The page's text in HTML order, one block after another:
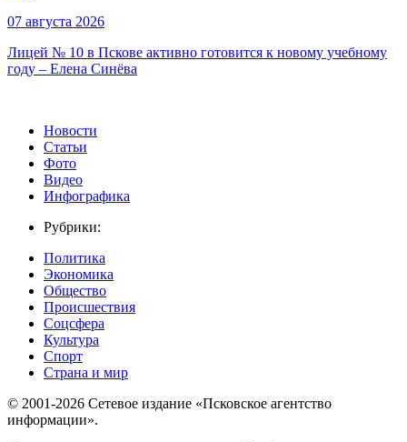
07 августа 2026
Лицей № 10 в Пскове активно готовится к новому учебному
году – Елена Синёва
Новости
Статьи
Фото
Видео
Инфографика
Рубрики:
Политика
Экономика
Общество
Происшествия
Соцсфера
Культура
Спорт
Страна и мир
© 2001-2026 Сетевое издание «Псковское агентство
информации».